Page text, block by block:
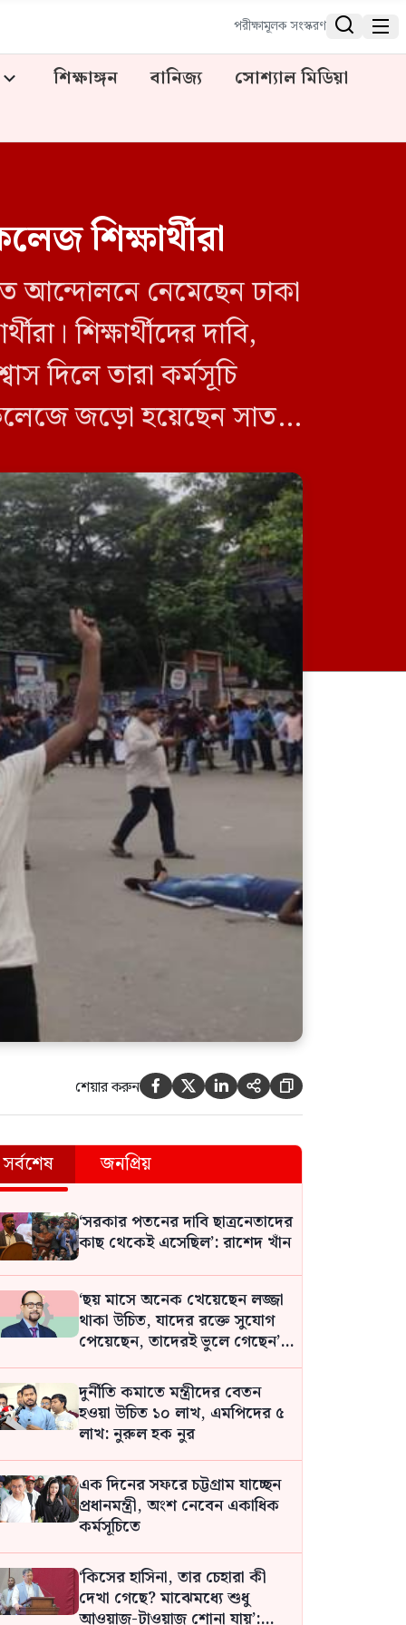
পরীক্ষামূলক সংস্করণ  
শিক্ষাঙ্গন বানিজ্য
সোশ্যাল মিডিয়া
শিক্ষার্থীরা
আন্দোলনে নেমেছেন ঢাকা
শিক্ষার্থীদের দাবি,
দিলে তারা কর্মসূচি
জড়ো হয়েছেন সাত
শেয়ার করুন     
সর্বশেষ জনপ্রিয়
‘সরকার পতনের দাবি ছাত্রনেতাদের
কাছ থেকেই এসেছিল’: রাশেদ খাঁন
‘ছয় মাসে অনেক খেয়েছেন লজ্জা
থাকা উচিত, যাদের রক্তে সুযোগ
পেয়েছেন, তাদেরই ভুলে গেছেন’:
বিএনপির এমপি
দুর্নীতি কমাতে মন্ত্রীদের বেতন
হওয়া উচিত ১০ লাখ, এমপিদের ৫
লাখ: নুরুল হক নুর
এক দিনের সফরে চট্টগ্রাম যাচ্ছেন
প্রধানমন্ত্রী, অংশ নেবেন একাধিক
কর্মসূচিতে
‘কিসের হাসিনা, তার চেহারা কী
দেখা গেছে? মাঝেমধ্যে শুধু
আওয়াজ-টাওয়াজ শোনা যায়’: